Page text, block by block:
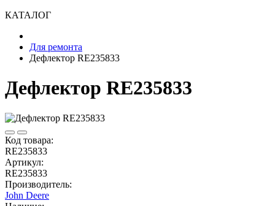
КАТАЛОГ
Для ремонта
Дефлектор RE235833
Дефлектор RE235833
Код товара:
RE235833
Артикул:
RE235833
Производитель:
John Deere